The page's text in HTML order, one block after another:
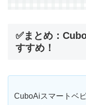
✅まとめ：
すすめ！
CuboAiスマートベ